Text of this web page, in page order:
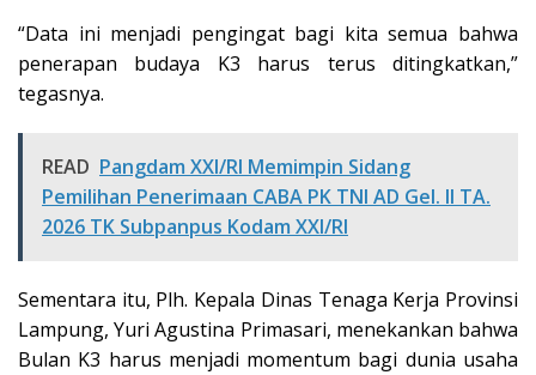
“Data ini menjadi pengingat bagi kita semua bahwa
penerapan budaya K3 harus terus ditingkatkan,”
tegasnya.
READ Pangdam XXI/RI Memimpin Sidang
Pemilihan Penerimaan CABA PK TNI AD Gel. II TA.
2026 TK Subpanpus Kodam XXI/RI
Sementara itu, Plh. Kepala Dinas Tenaga Kerja Provinsi
Lampung, Yuri Agustina Primasari, menekankan bahwa
Bulan K3 harus menjadi momentum bagi dunia usaha